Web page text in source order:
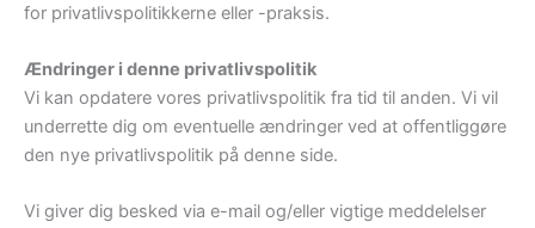
for privatlivspolitikkerne eller -praksis.
Ændringer i denne privatlivspolitik
Vi kan opdatere vores privatlivspolitik fra tid til anden. Vi vil
underrette dig om eventuelle ændringer ved at offentliggøre
den nye privatlivspolitik på denne side.
Vi giver dig besked via e-mail og/eller vigtige meddelelser